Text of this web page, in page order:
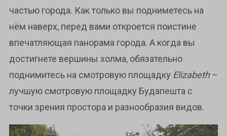
частью города. Как только вы подниметесь на
нём наверх, перед вами откроется поистине
впечатляющая панорама города. А когда вы
достигнете вершины холма, обязательно
поднимитесь на смотровую площадку Elizabeth–
лучшую смотровую площадку Будапешта с
точки зрения простора и разнообразия видов.